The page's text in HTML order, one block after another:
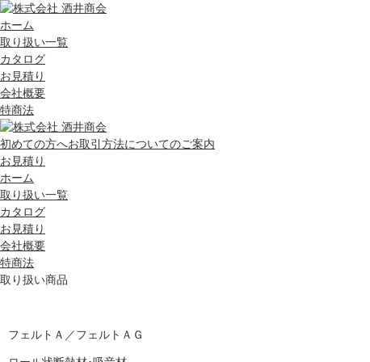
ホーム
取り扱い一覧
カタログ
お見積り
会社概要
特商法
初めての方へお取引方法についてのご案内
お見積り
ホーム
取り扱い一覧
カタログ
お見積り
会社概要
特商法
取り扱い商品
フェルトＡ／フェルトＡＧ